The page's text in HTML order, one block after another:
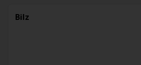
Bilz